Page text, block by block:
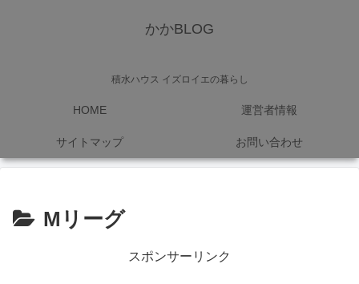
かかBLOG
積水ハウス イズロイエの暮らし
HOME 運営者情報
サイトマップ お問い合わせ
Mリーグ
スポンサーリンク